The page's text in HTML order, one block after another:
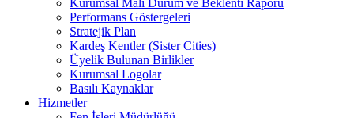
Kurumsal Mali Durum ve Beklenti Raporu
Performans Göstergeleri
Stratejik Plan
Kardeş Kentler (Sister Cities)
Üyelik Bulunan Birlikler
Kurumsal Logolar
Basılı Kaynaklar
Hizmetler